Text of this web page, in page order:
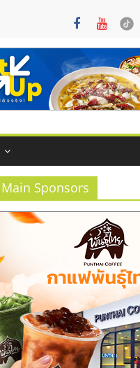
Main Sponsors